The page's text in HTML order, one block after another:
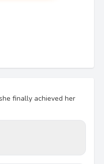
finally achieved her